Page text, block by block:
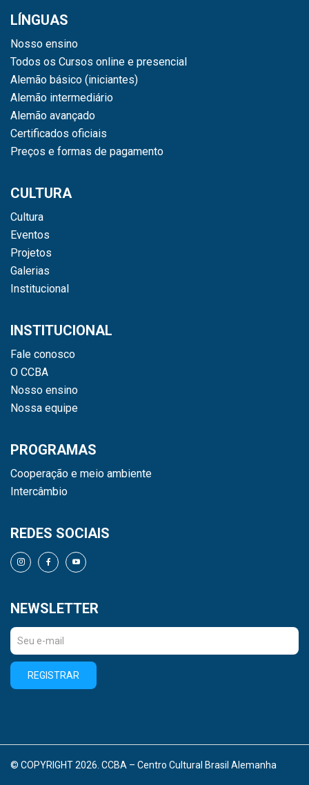
LÍNGUAS
Nosso ensino
Todos os Cursos online e presencial
Alemão básico (iniciantes)
Alemão intermediário
Alemão avançado
Certificados oficiais
Preços e formas de pagamento
CULTURA
Cultura
Eventos
Projetos
Galerias
Institucional
INSTITUCIONAL
Fale conosco
O CCBA
Nosso ensino
Nossa equipe
PROGRAMAS
Cooperação e meio ambiente
Intercâmbio
REDES SOCIAIS
NEWSLETTER
REGISTRAR
© COPYRIGHT 2026. CCBA – Centro Cultural Brasil Alemanha